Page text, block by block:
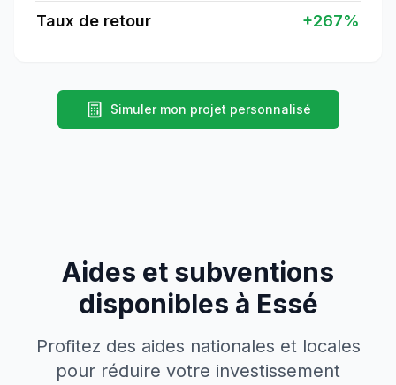
Taux de retour +267%
Simuler mon projet personnalisé
Aides et subventions
disponibles à Essé
Profitez des aides nationales et locales
pour réduire votre investissement